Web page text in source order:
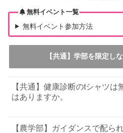
無料イベント一覧
無料イベント参加方法
【共通】学部を限定し
【共通】健康診断のtシャツは
はありますか。
【農学部】ガイダンスで配ら